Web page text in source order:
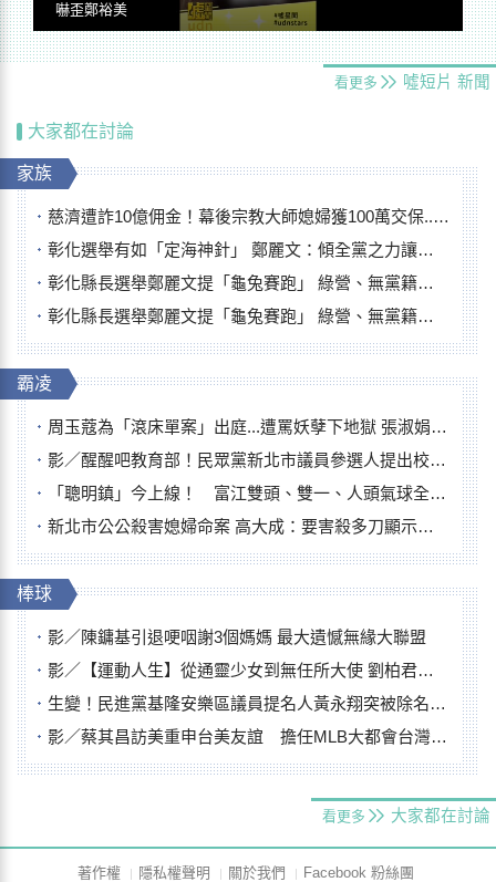
嚇歪鄭裕美
看更多 噓短片 新聞
大家都在討論
家族
慈濟遭詐10億佣金！幕後宗教大師媳婦獲100萬交保...快步奔離不發一語
彰化選舉有如「定海神針」 鄭麗文：傾全黨之力讓彰化贏
彰化縣長選舉鄭麗文提「龜兔賽跑」 綠營、無黨籍忙否認是烏龜
彰化縣長選舉鄭麗文提「龜兔賽跑」 綠營、無黨籍忙否認是烏龜
霸凌
周玉蔻為「滾床單案」出庭...遭罵妖孽下地獄 張淑娟批：舌頭殺人有罪
影／醒醒吧教育部！民眾黨新北市議員參選人提出校園反毒防線升級政見
「聰明鎮」今上線！ 富江雙頭、雙一、人頭氣球全登場
新北市公公殺害媳婦命案 高大成：要害殺多刀顯示怨恨深
棒球
影／陳鏞基引退哽咽謝3個媽媽 最大遺憾無緣大聯盟
影／【運動人生】從通靈少女到無任所大使 劉柏君女裁判人生國際發光
生變！民進黨基隆安樂區議員提名人黃永翔突被除名 將另提他人
影／蔡其昌訪美重申台美友誼 擔任MLB大都會台灣日開球嘉賓
看更多 大家都在討論
著作權 隱私權聲明 關於我們 Facebook 粉絲團